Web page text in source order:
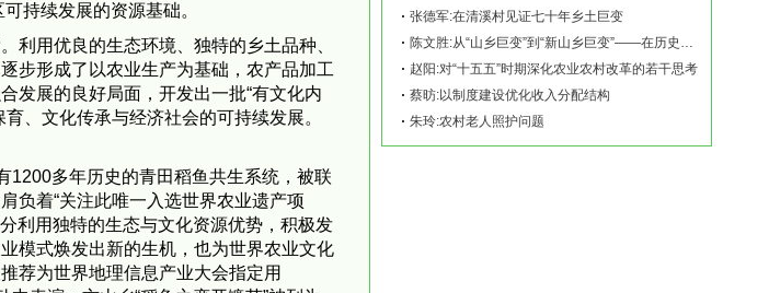
持续发展的资源基础。
利用优良的生态环境、独特的乡土品种、
步形成了以农业生产为基础，农产品加工
发展的良好局面，开发出一批“有文化内
、文化传承与经济社会的可持续发展。
1200多年历史的青田稻鱼共生系统，被联
负着“关注此唯一入选世界农业遗产项
利用独特的生态与文化资源优势，积极发
模式焕发出新的生机，也为世界农业文化
荐为世界地理信息产业大会指定用
张德军:在清溪村见证七十年乡土巨变
陈文胜:从“山乡巨变”到“新山乡巨变”——在历史坐标地观察中国乡村现代化
赵阳:对“十五五”时期深化农业农村改革的若干思考
蔡昉:以制度建设优化收入分配结构
朱玲:农村老人照护问题